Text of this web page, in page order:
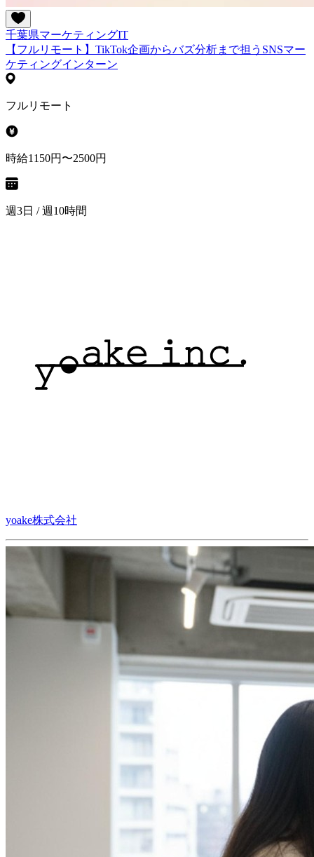
千葉県マーケティングIT
【フルリモート】TikTok企画からバズ分析まで担うSNSマー
ケティングインターン
フルリモート
時給1150円〜2500円
週3日 / 週10時間
yoake株式会社